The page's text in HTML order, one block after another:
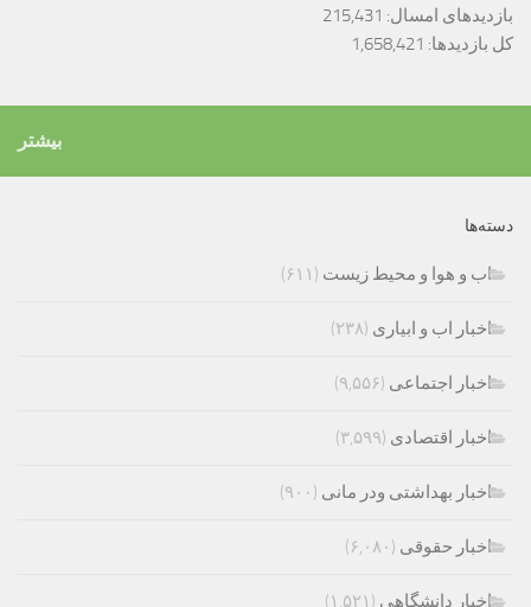
بازدیدهای امسال: 215,431
کل بازدیدها: 1,658,421
بیشتر
دسته‌ها
اب و هوا و محیط زیست (۶۱۱)
اخبار اب و ابیاری (۲۳۸)
اخبار اجتماعی (۹,۵۵۶)
اخبار اقتصادی (۳,۵۹۹)
اخبار بهداشتی ودر مانی (۹۰۰)
اخبار حقوقی (۶,۰۸۰)
اخبار دانشگاهی (۱,۵۲۱)